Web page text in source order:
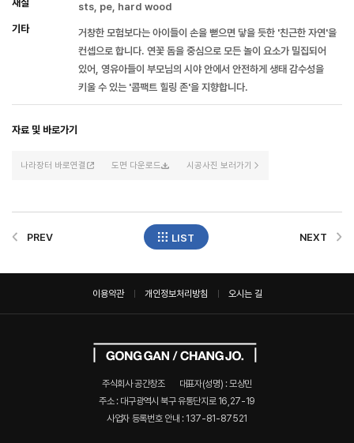
재질
sts, pe, hard wood
기타
거창한 모험보다는 아이들이 손을 뻗으면 닿을 듯한 '친근한 자연'을
컨셉으로 합니다. 연꽃 돔을 중심으로 모든 놀이 요소가 밀집되어
있어, 영유아들이 부모님의 시야 안에서 안전하게 생태 감수성을
키울 수 있는 '콤팩트 힐링 존'을 지향합니다.
자료 및 바로가기
나라장터 바로연결 도면 다운로드 시공사진 보러가기
PREV LIST NEXT
이용약관 개인정보처리방침 오시는 길
주식회사 공간창조
대표자(성명) : 모상민
주소 : 대구광역시 북구 유통단지로 16,27-19
사업자 등록번호 안내 : 137-81-87521